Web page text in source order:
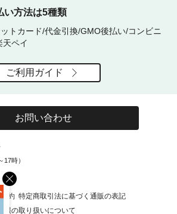
×
い方法は5種類
トカード/代金引換/GMO後払い/コンビニ
天ペイ
ご利用ガイド
お問い合わせ
17時）
約 特定商取引法に基づく通販の表記
報の取り扱いについて